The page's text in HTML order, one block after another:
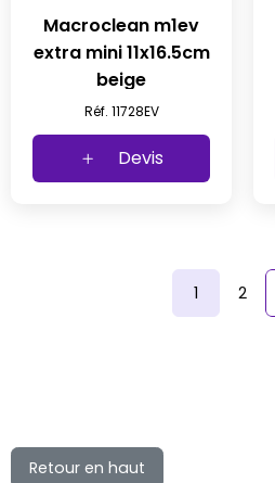
Macroclean m1ev
extra mini 11x16.5cm
beige
Réf. 11728EV
Devis
1 2
Retour en haut